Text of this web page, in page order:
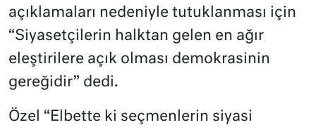
açıklamaları nedeniyle tutuklanması için
“Siyasetçilerin halktan gelen en ağır
eleştirilere açık olması demokrasinin
gereğidir” dedi.
Özel “Elbette ki seçmenlerin siyasi